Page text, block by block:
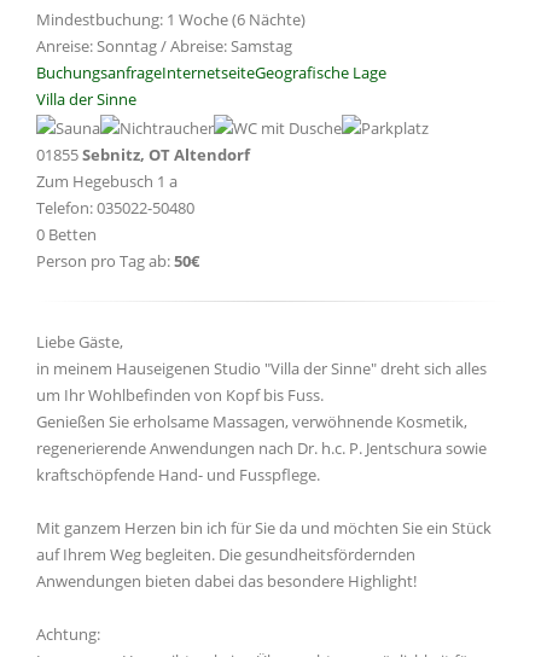
Mindestbuchung: 1 Woche (6 Nächte)
Anreise: Sonntag / Abreise: Samstag
BuchungsanfrageInternetseiteGeografische Lage
Villa der Sinne
01855Sebnitz, OT Altendorf
Zum Hegebusch 1 a
Telefon: 035022-50480
0 Betten
Person pro Tag ab:50€
Liebe Gäste,
in meinem Hauseigenen Studio "Villa der Sinne" dreht sich alles
um Ihr Wohlbefinden von Kopf bis Fuss.
Genießen Sie erholsame Massagen, verwöhnende Kosmetik,
regenerierende Anwendungen nach Dr. h.c. P. Jentschura sowie
kraftschöpfende Hand- und Fusspflege.
Mit ganzem Herzen bin ich für Sie da und möchten Sie ein Stück
auf Ihrem Weg begleiten. Die gesundheitsfördernden
Anwendungen bieten dabei das besondere Highlight!
Achtung: